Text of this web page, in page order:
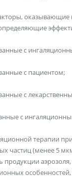
оказывающие
с
с пациентом;
с
с
терапии
частиц (менее 5
продукции аэрозоля,